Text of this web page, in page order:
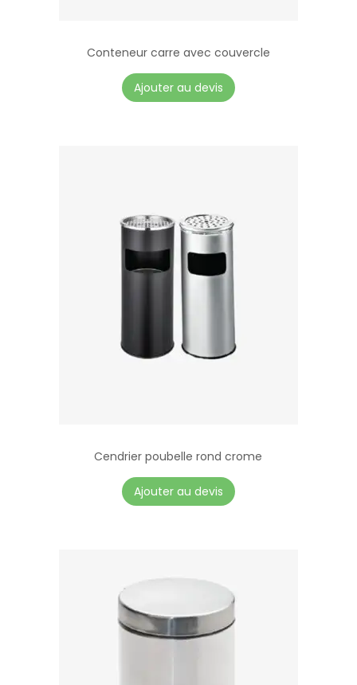
Conteneur carre avec couvercle
Ajouter au devis
Cendrier poubelle rond crome
Ajouter au devis